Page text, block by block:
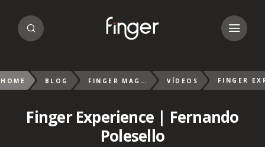
HOME BLOG FINGER MAGAZIN VÍDEOS
Finger Experience | Fernando
Polesello